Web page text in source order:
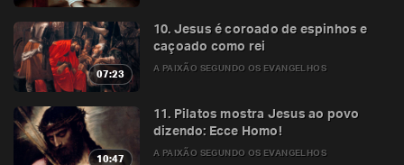
07:23
10. Jesus é coroado de espinhos e
caçoado como rei
A PAIXÃO SEGUNDO OS EVANGELHOS
10:47
11. Pilatos mostra Jesus ao povo
dizendo: Ecce Homo!
A PAIXÃO SEGUNDO OS EVANGELHOS